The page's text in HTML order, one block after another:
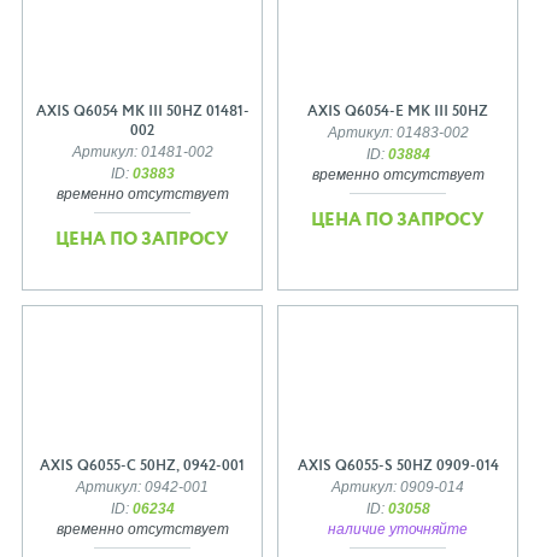
AXIS Q6054 MK III 50HZ 01481-
002
Артикул: 01481-002
ID: 03883
временно отсутствует
ЦЕНА ПО ЗАПРОСУ
AXIS Q6054-E MK III 50HZ
Артикул: 01483-002
ID: 03884
временно отсутствует
ЦЕНА ПО ЗАПРОСУ
AXIS Q6055-C 50HZ, 0942-001
Артикул: 0942-001
ID: 06234
временно отсутствует
AXIS Q6055-S 50HZ 0909-014
Артикул: 0909-014
ID: 03058
наличие уточняйте